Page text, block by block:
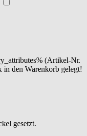
(Artikel-Nr.
den Warenkorb gelegt!
gesetzt.